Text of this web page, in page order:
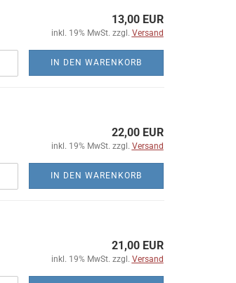
13,00 EUR
inkl. 19% MwSt. zzgl. Versand
IN DEN WARENKORB
22,00 EUR
inkl. 19% MwSt. zzgl. Versand
IN DEN WARENKORB
21,00 EUR
inkl. 19% MwSt. zzgl. Versand